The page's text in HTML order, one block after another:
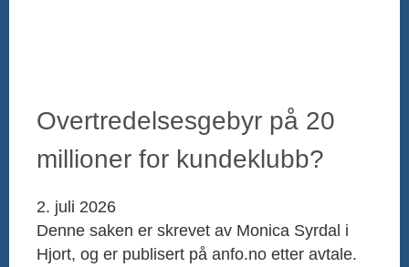
Overtredelsesgebyr på 20
millioner for kundeklubb?
2. juli 2026
Denne saken er skrevet av Monica Syrdal i
Hjort, og er publisert på anfo.no etter avtale.